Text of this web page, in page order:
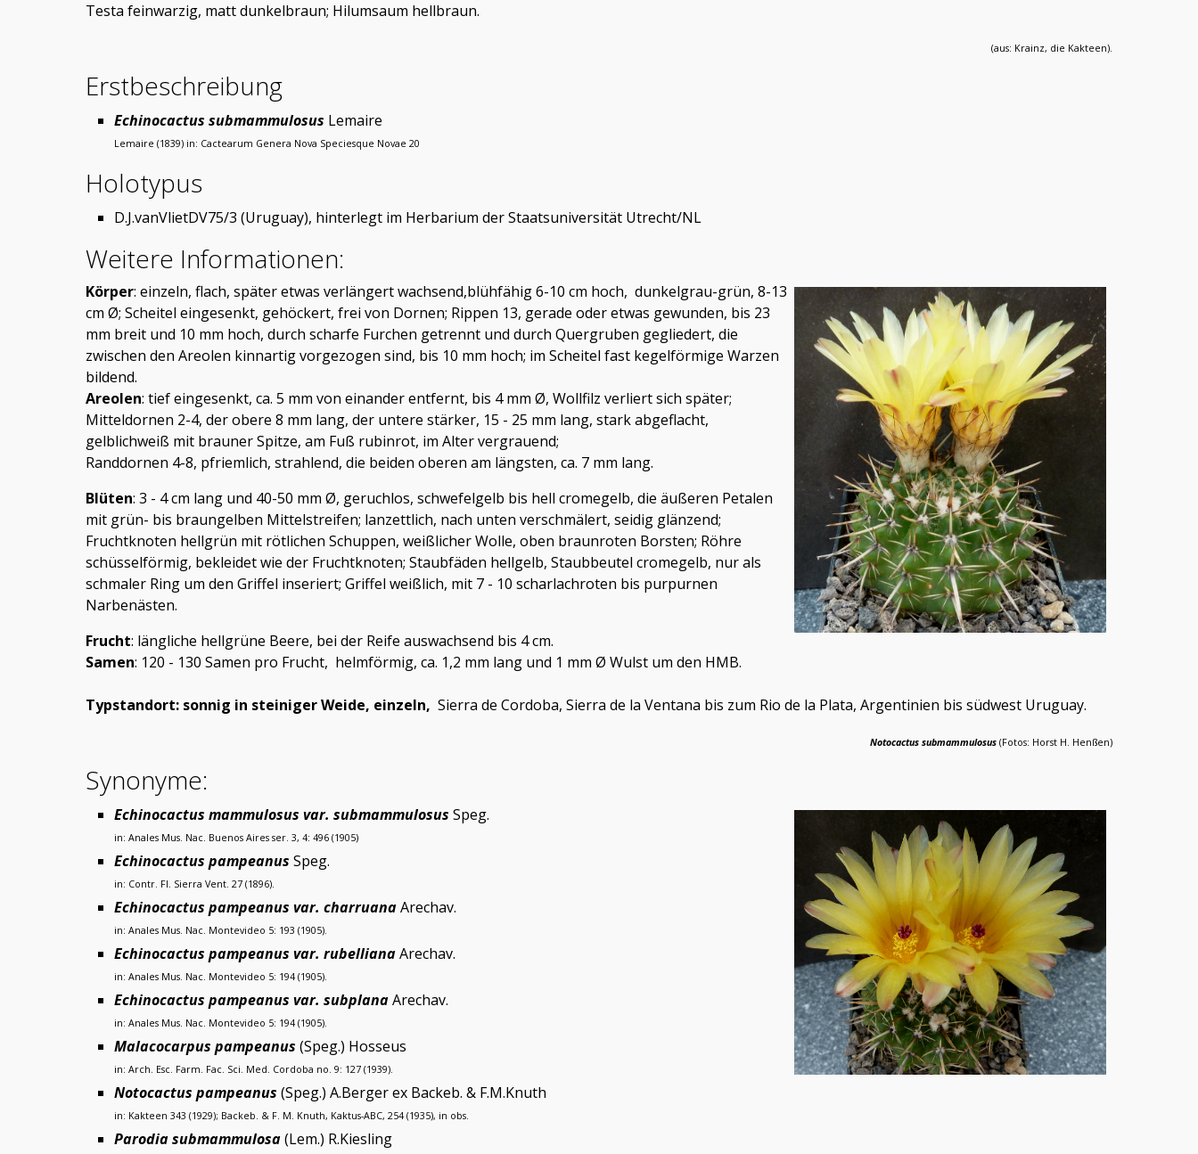
Testa feinwarzig, matt dunkelbraun; Hilumsaum hellbraun.
(aus: Krainz, die Kakteen).
Erstbeschreibung
Echinocactus submammulosus Lemaire
Lemaire (1839) in: Cactearum Genera Nova Speciesque Novae 20
Holotypus
D.J.vanVlietDV75/3 (Uruguay), hinterlegt im Herbarium der Staatsuniversität Utrecht/NL
Weitere Informationen:
Körper: einzeln, flach, später etwas verlängert wachsend,blühfähig 6-10 cm hoch, dunkelgrau-grün, 8-13
cm Ø; Scheitel eingesenkt, gehöckert, frei von Dornen; Rippen 13, gerade oder etwas gewunden, bis 23
mm breit und 10 mm hoch, durch scharfe Furchen getrennt und durch Quergruben gegliedert, die
zwischen den Areolen kinnartig vorgezogen sind, bis 10 mm hoch; im Scheitel fast kegelförmige Warzen
bildend.
Areolen: tief eingesenkt, ca. 5 mm von einander entfernt, bis 4 mm Ø, Wollfilz verliert sich später;
Mitteldornen 2-4, der obere 8 mm lang, der untere stärker, 15 - 25 mm lang, stark abgeflacht,
gelblichweiß mit brauner Spitze, am Fuß rubinrot, im Alter vergrauend;
Randdornen 4-8, pfriemlich, strahlend, die beiden oberen am längsten, ca. 7 mm lang.
Blüten: 3 - 4 cm lang und 40-50 mm Ø, geruchlos, schwefelgelb bis hell cromegelb, die äußeren Petalen
mit grün- bis braungelben Mittelstreifen; lanzettlich, nach unten verschmälert, seidig glänzend;
Fruchtknoten hellgrün mit rötlichen Schuppen, weißlicher Wolle, oben braunroten Borsten; Röhre
schüsselförmig, bekleidet wie der Fruchtknoten; Staubfäden hellgelb, Staubbeutel cromegelb, nur als
schmaler Ring um den Griffel inseriert; Griffel weißlich, mit 7 - 10 scharlachroten bis purpurnen
Narbenästen.
Frucht: längliche hellgrüne Beere, bei der Reife auswachsend bis 4 cm.
Samen: 120 - 130 Samen pro Frucht, helmförmig, ca. 1,2 mm lang und 1 mm Ø Wulst um den HMB.
Typstandort: sonnig in steiniger Weide, einzeln, Sierra de Cordoba, Sierra de la Ventana bis zum Rio de la Plata, Argentinien bis südwest Uruguay.
Notocactus submammulosus (Fotos: Horst H. Henßen)
Synonyme:
Echinocactus mammulosus var. submammulosus Speg.
in: Anales Mus. Nac. Buenos Aires ser. 3, 4: 496 (1905)
Echinocactus pampeanus Speg.
in: Contr. Fl. Sierra Vent. 27 (1896).
Echinocactus pampeanus var. charruanaArechav.
in: Anales Mus. Nac. Montevideo 5: 193 (1905).
Echinocactus pampeanus var. rubellianaArechav.
in: Anales Mus. Nac. Montevideo 5: 194 (1905).
Echinocactus pampeanus var. subplanaArechav.
in: Anales Mus. Nac. Montevideo 5: 194 (1905).
Malacocarpus pampeanus (Speg.) Hosseus
in: Arch. Esc. Farm. Fac. Sci. Med. Cordoba no. 9: 127 (1939).
Notocactus pampeanus (Speg.) A.Berger ex Backeb. & F.M.Knuth
in: Kakteen 343 (1929); Backeb. & F. M. Knuth, Kaktus-ABC, 254 (1935), in obs.
Parodia submammulosa(Lem.) R.Kiesling